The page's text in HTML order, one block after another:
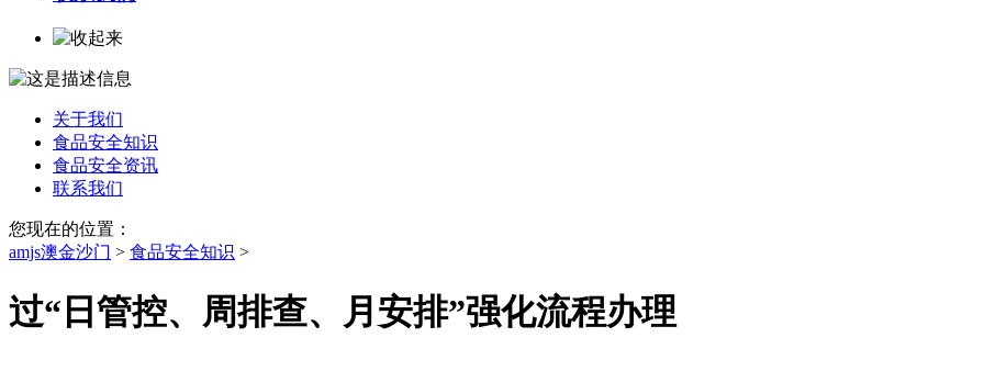
关于我们
食品安全知识
食品安全资讯
联系我们
您现在的位置：
amjs澳金沙门 > 食品安全知识 >
过“日管控、周排查、月安排”强化流程办理